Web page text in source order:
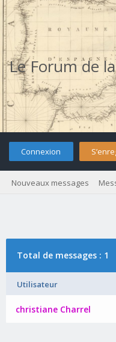
Le Forum de
Connexion
Nouveaux messages
Total de messages : 1
Utilisateur
christiane Charrel